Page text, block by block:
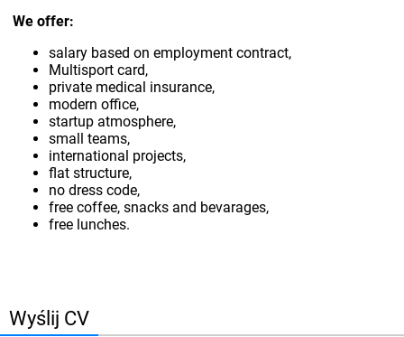
We offer:
salary based on employment contract,
Multisport card,
private medical insurance,
modern office,
startup atmosphere,
small teams,
international projects,
flat structure,
no dress code,
free coffee, snacks and bevarages,
free lunches.
Wyślij CV